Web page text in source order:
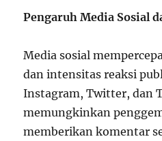
Pengaruh Media Sosial
Media sosial
dan intensitas reaksi
Instagram, Twitter, dan
memungkinkan
memberikan komentar